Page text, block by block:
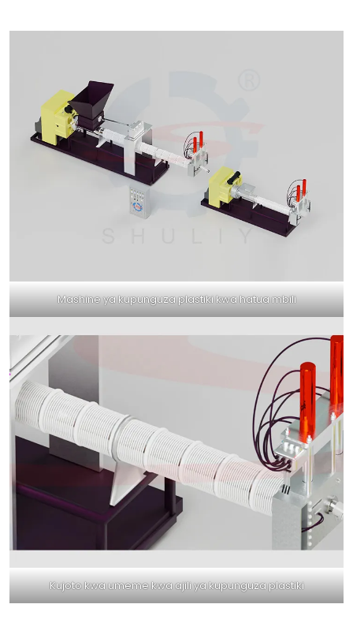
Mashine ya kupunguza plastiki kwa hatua mbili
Kujoto kwa umeme kwa ajili ya kupunguza plastiki